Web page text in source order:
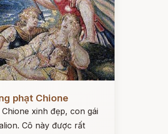
phạt Chione
xinh đẹp, con gái
Cô này được rất